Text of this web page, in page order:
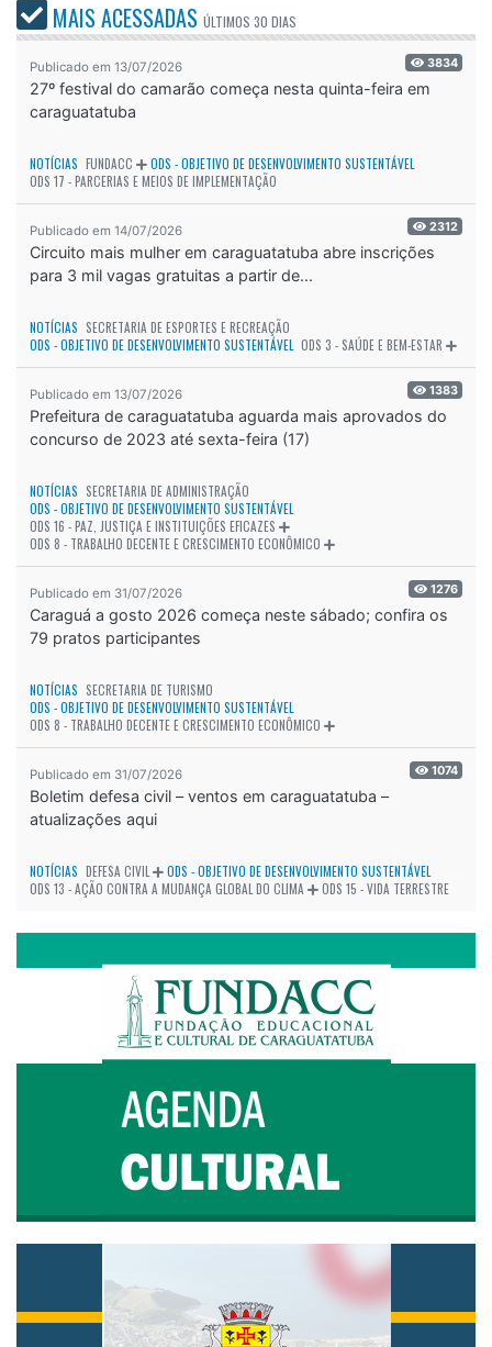
MAIS ACESSADAS ÚLTIMOS 30 DIAS
Publicado em 13/07/2026 3834
27º festival do camarão começa nesta quinta-feira em
caraguatatuba
NOTÍCIAS FUNDACC
ODS - OBJETIVO DE DESENVOLVIMENTO SUSTENTÁVEL
ODS 17 - PARCERIAS E MEIOS DE IMPLEMENTAÇÃO
Publicado em 14/07/2026 2312
Circuito mais mulher em caraguatatuba abre inscrições
para 3 mil vagas gratuitas a partir de...
NOTÍCIAS SECRETARIA DE ESPORTES E RECREAÇÃO
ODS - OBJETIVO DE DESENVOLVIMENTO SUSTENTÁVEL ODS 3 - SAÚDE E BEM-ESTAR
Publicado em 13/07/2026 1383
Prefeitura de caraguatatuba aguarda mais aprovados do
concurso de 2023 até sexta-feira (17)
NOTÍCIAS SECRETARIA DE ADMINISTRAÇÃO
ODS - OBJETIVO DE DESENVOLVIMENTO SUSTENTÁVEL
ODS 16 - PAZ, JUSTIÇA E INSTITUIÇÕES EFICAZES
ODS 8 - TRABALHO DECENTE E CRESCIMENTO ECONÔMICO
Publicado em 31/07/2026 1276
Caraguá a gosto 2026 começa neste sábado; confira os
79 pratos participantes
NOTÍCIAS SECRETARIA DE TURISMO
ODS - OBJETIVO DE DESENVOLVIMENTO SUSTENTÁVEL
ODS 8 - TRABALHO DECENTE E CRESCIMENTO ECONÔMICO
Publicado em 31/07/2026 1074
Boletim defesa civil – ventos em caraguatatuba –
atualizações aqui
NOTÍCIAS DEFESA CIVIL
ODS - OBJETIVO DE DESENVOLVIMENTO SUSTENTÁVEL
ODS 13 - AÇÃO CONTRA A MUDANÇA GLOBAL DO CLIMA
ODS 15 - VIDA TERRESTRE